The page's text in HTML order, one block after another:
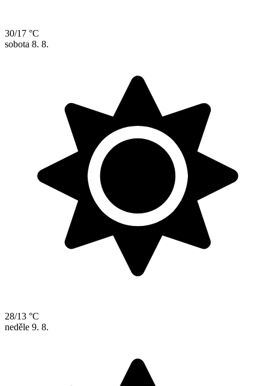
30/17 °C
sobota 8. 8.
28/13 °C
neděle 9. 8.